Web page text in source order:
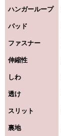
ハンガーループ
パッド
ファスナー
伸縮性
しわ
透け
スリット
裏地